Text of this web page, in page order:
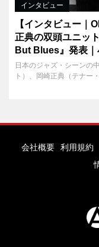
インタビュー
【インタビュー
正典の双頭ユニッ
But Blues』発表
日本のジャズ・シーンの
ト）、岡崎正典（テナー
会社概要 利用規約